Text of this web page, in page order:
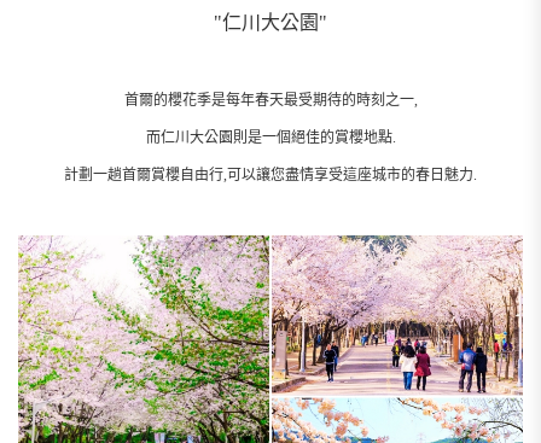
"仁川大公園"
首爾的櫻花季是每年春天最受期待的時刻之一,
而仁川大公園則是一個絕佳的賞櫻地點.
計劃一趟首爾賞櫻自由行,可以讓您盡情享受這座城市的春日魅力.